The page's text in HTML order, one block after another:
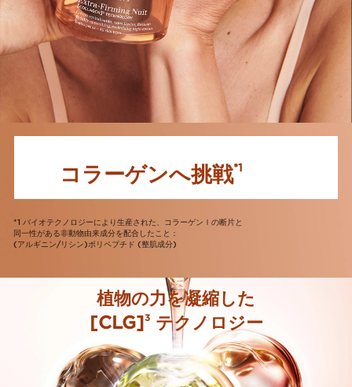
コラーゲンへ挑戦*1
*1 バイオテクノロジーにより生産された、コラーゲンⅠの断片と
同一性がある非動物由来成分を配合したこと：
(アルギニン/リシン)ポリペプチド (整肌成分)
植物の力を凝縮した
[CLG] 3テクノロジー